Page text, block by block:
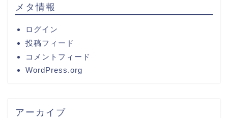
メタ情報
ログイン
投稿フィード
コメントフィード
WordPress.org
アーカイブ